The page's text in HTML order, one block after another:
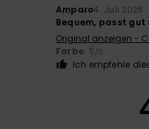
Amparo4. Juli 2026
Bequem, passt
Original anzeigen -
Farbe: 5/5
Ich empfehle